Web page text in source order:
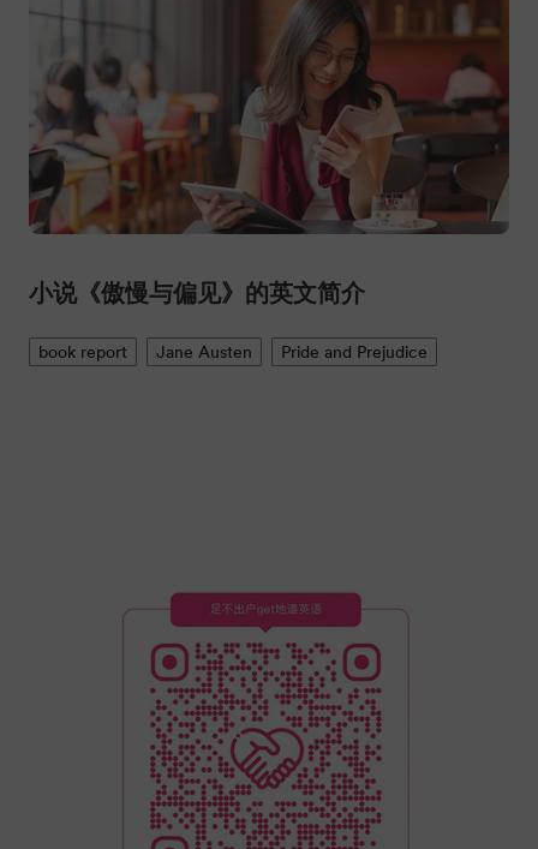
小说《傲慢与偏见》的英文简介
book report Jane Austen Pride and Prejudice